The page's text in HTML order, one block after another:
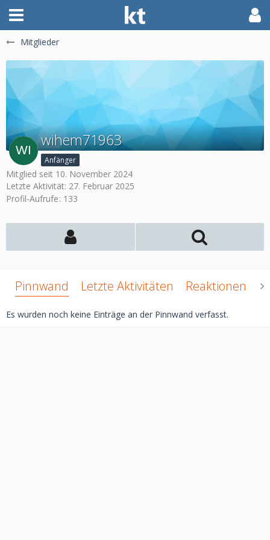
Mitglieder
wihem71963
Anfänger
Mitglied seit 10. November 2024
Letzte Aktivität: 27. Februar 2025
Profil-Aufrufe 133
Pinnwand Letzte Aktivitäten Reaktionen
Es wurden noch keine Einträge an der Pinnwand verfasst.